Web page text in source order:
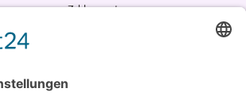
Zahlungsarten